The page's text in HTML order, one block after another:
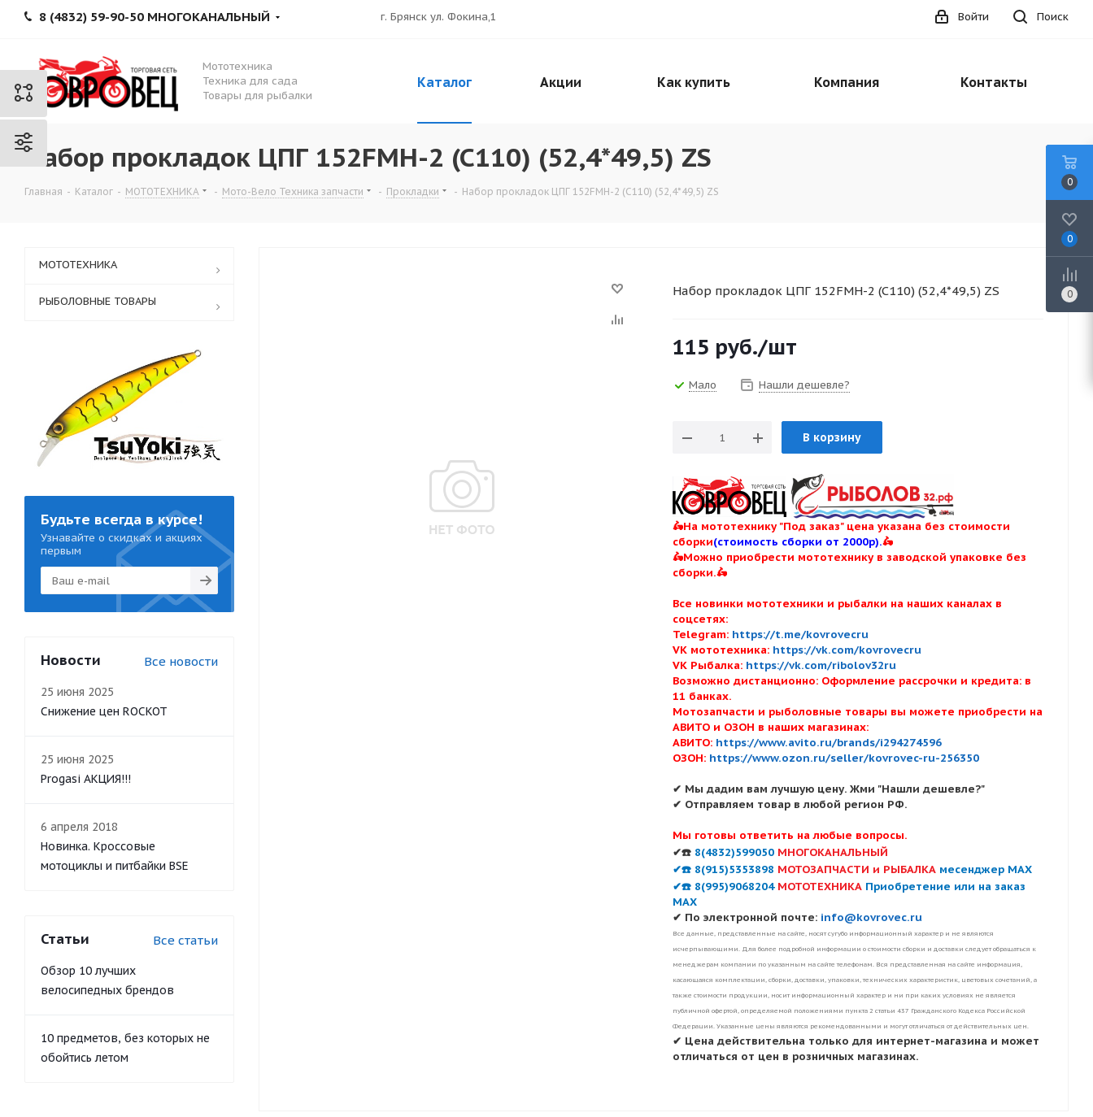
8 (4832) 59-90-50 МНОГОКАНАЛЬНЫЙ г. Брянск ул. Фокина,1 Поиск
Войти
Мототехника
Техника для сада
Товары для рыбалки
Каталог Акции Как купить Компания Контакты
Набор прокладок ЦПГ 152FMH-2 (C110) (52,4*49,5) ZS
Главная - Каталог - МОТОТЕХНИКА - Мото-Вело Техника запчасти - Прокладки - Набор прокладок ЦПГ 152FMH-2 (C110) (52,4*49,5) ZS
Набор прокладок ЦПГ 152FMH-2 (C110) (52,4*49,5) ZS
115 руб./шт
Мало Нашли дешевле?
В корзину
🛵На мототехнику "Под заказ" цена указана без стоимости
сборки(стоимость сборки от 2000р).🛵
🛵Можно приобрести мототехнику в заводской упаковке без
сборки.🛵
Все новинки мототехники и рыбалки на наших каналах в
соцсетях:
Telegram: https://t.me/kovrovecru
VK мототехника: https://vk.com/kovrovecru
VK Рыбалка: https://vk.com/ribolov32ru
Возможно дистанционно: Оформление рассрочки и кредита: в
11 банках.
Мотозапчасти и рыболовные товары вы можете приобрести на
АВИТО и ОЗОН в наших магазинах:
АВИТО: https://www.avito.ru/brands/i294274596
ОЗОН: https://www.ozon.ru/seller/kovrovec-ru-256350
✔ Мы дадим вам лучшую цену. Жми "Нашли дешевле?"
✔ Отправляем товар в любой регион РФ.
Мы готовы ответить на любые вопросы.
✔☎️ 8(4832)599050 МНОГОКАНАЛЬНЫЙ
✔☎️ 8(915)5353898 МОТОЗАПЧАСТИ и РЫБАЛКА месенджер MAX
✔☎️ 8(995)9068204 МОТОТЕХНИКА Приобретение или на заказ
MAX
✔ По электронной почте: info@kovrovec.ru
Все данные, представленные на сайте, носят сугубо информационный характер и не являются
исчерпывающими. Для более подробной информации о стоимости сборки и доставки следует обращаться к
менеджерам компании по указанным на сайте телефонам. Вся представленная на сайте информация,
касающаяся комплектации, сборки, доставки, упаковки, технических характеристик, цветовых сочетаний, а
также стоимости продукции, носит информационный характер и ни при каких условиях не является
публичной офертой, определяемой положениями пункта 2 статьи 437 Гражданского Кодекса Российской
Федерации. Указанные цены являются рекомендованными и могут отличаться от действительных цен.
✔ Цена действительна только для интернет-магазина и может
отличаться от цен в розничных магазинах.
МОТОТЕХНИКА
РЫБОЛОВНЫЕ ТОВАРЫ
Будьте всегда в курсе!
Узнавайте о скидках и акциях
первым
Новости Все новости
25 июня 2025
Снижение цен ROCKOT
25 июня 2025
Progasi АКЦИЯ!!!
6 апреля 2018
Новинка. Кроссовые
мотоциклы и питбайки BSE
Статьи Все статьи
Обзор 10 лучших
велосипедных брендов
10 предметов, без которых не
обойтись летом
0
0
0